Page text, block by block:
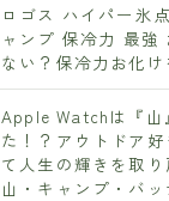
ロゴス ハイパー氷
ャンプ 保冷力 最強
ない？保冷力お化け
Apple Watchは『山
た！？アウトドア
て人生の輝きを取
山・キャンプ・バ